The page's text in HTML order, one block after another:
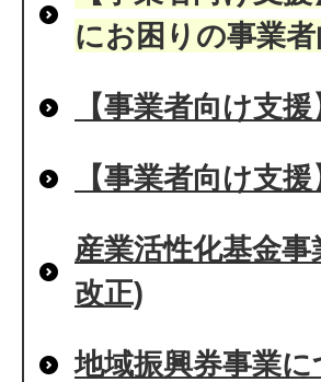
にお困りの事業
【事業者向け支
【事業者向け支
産業活性化基金
改正)
地域振興券事業に